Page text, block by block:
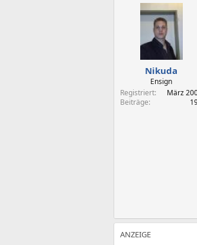
s
t
e
l
l
t
a
m
Nikuda
Ensign
Registriert
März
Beiträge